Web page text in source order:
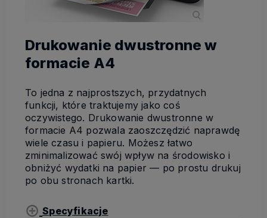
Drukowanie dwustronne w
formacie A4
To jedna z najprostszych, przydatnych
funkcji, które traktujemy jako coś
oczywistego. Drukowanie dwustronne w
formacie A4 pozwala zaoszczędzić naprawdę
wiele czasu i papieru. Możesz łatwo
zminimalizować swój wpływ na środowisko i
obniżyć wydatki na papier — po prostu drukuj
po obu stronach kartki.
Specyfikacje